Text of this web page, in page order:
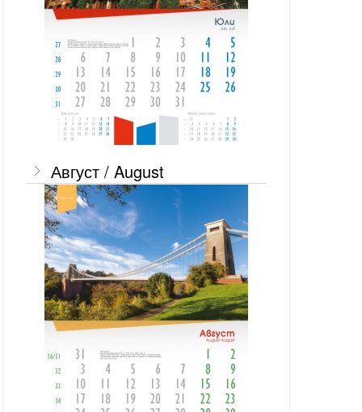
Август / August